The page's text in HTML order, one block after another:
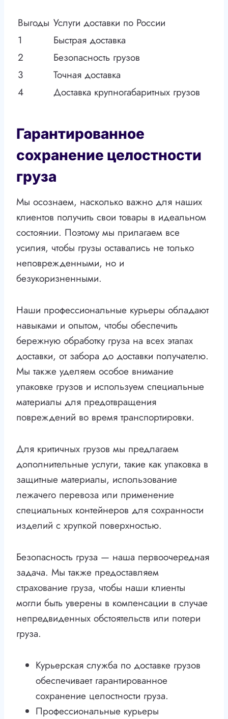
Выгоды Услуги доставки по России
1
Быстрая доставка
2
Безопасность грузов
3
Точная доставка
4
Доставка крупногабаритных грузов
Гарантированное
сохранение целостности
груза
Мы осознаем, насколько важно для наших
клиентов получить свои товары в идеальном
состоянии. Поэтому мы прилагаем все
усилия, чтобы грузы оставались не только
неповрежденными, но и
безукоризненными.
Наши профессиональные курьеры обладают
навыками и опытом, чтобы обеспечить
бережную обработку груза на всех этапах
доставки, от забора до доставки получателю.
Мы также уделяем особое внимание
упаковке грузов и используем специальные
материалы для предотвращения
повреждений во время транспортировки.
Для критичных грузов мы предлагаем
дополнительные услуги, такие как упаковка в
защитные материалы, использование
лежачего перевоза или применение
специальных контейнеров для сохранности
изделий с хрупкой поверхностью.
Безопасность груза — наша первоочередная
задача. Мы также предоставляем
страхование груза, чтобы наши клиенты
могли быть уверены в компенсации в случае
непредвиденных обстоятельств или потери
груза.
Курьерская служба по доставке грузов
обеспечивает гарантированное
сохранение целостности груза.
Профессиональные курьеры